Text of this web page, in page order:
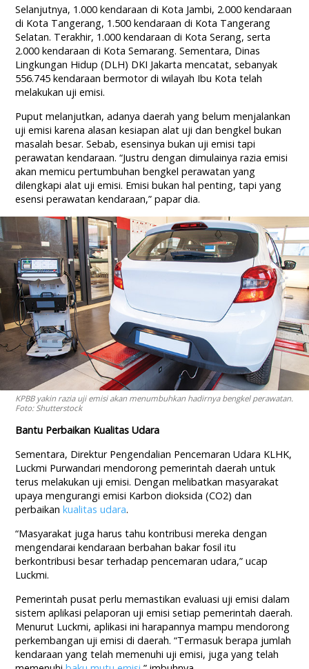
Selanjutnya, 1.000 kendaraan di Kota Jambi, 2.000 kendaraan
di Kota Tangerang, 1.500 kendaraan di Kota Tangerang
Selatan. Terakhir, 1.000 kendaraan di Kota Serang, serta
2.000 kendaraan di Kota Semarang. Sementara, Dinas
Lingkungan Hidup (DLH) DKI Jakarta mencatat, sebanyak
556.745 kendaraan bermotor di wilayah Ibu Kota telah
melakukan uji emisi.
Puput melanjutkan, adanya daerah yang belum menjalankan
uji emisi karena alasan kesiapan alat uji dan bengkel bukan
masalah besar. Sebab, esensinya bukan uji emisi tapi
perawatan kendaraan. “Justru dengan dimulainya razia emisi
akan memicu pertumbuhan bengkel perawatan yang
dilengkapi alat uji emisi. Emisi bukan hal penting, tapi yang
esensi perawatan kendaraan,” papar dia.
KPBB yakin razia uji emisi akan menumbuhkan hadirnya bengkel perawatan.
Foto: Shutterstock
Bantu Perbaikan Kualitas Udara
Sementara, Direktur Pengendalian Pencemaran Udara KLHK,
Luckmi Purwandari mendorong pemerintah daerah untuk
terus melakukan uji emisi. Dengan melibatkan masyarakat
upaya mengurangi emisi Karbon dioksida (CO2) dan
perbaikankualitas udara.
“Masyarakat juga harus tahu kontribusi mereka dengan
mengendarai kendaraan berbahan bakar fosil itu
berkontribusi besar terhadap pencemaran udara,” ucap
Luckmi.
Pemerintah pusat perlu memastikan evaluasi uji emisi dalam
sistem aplikasi pelaporan uji emisi setiap pemerintah daerah.
Menurut Luckmi, aplikasi ini harapannya mampu mendorong
perkembangan uji emisi di daerah. “Termasuk berapa jumlah
kendaraan yang telah memenuhi uji emisi, juga yang telah